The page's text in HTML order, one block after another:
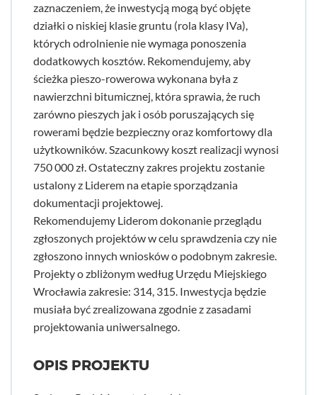
zaznaczeniem, że inwestycją mogą być objęte
działki o niskiej klasie gruntu (rola klasy IVa),
których odrolnienie nie wymaga ponoszenia
dodatkowych kosztów. Rekomendujemy, aby
ścieżka pieszo-rowerowa wykonana była z
nawierzchni bitumicznej, która sprawia, że ruch
zarówno pieszych jak i osób poruszających się
rowerami będzie bezpieczny oraz komfortowy dla
użytkowników. Szacunkowy koszt realizacji wynosi
750 000 zł. Ostateczny zakres projektu zostanie
ustalony z Liderem na etapie sporządzania
dokumentacji projektowej.
Rekomendujemy Liderom dokonanie przeglądu
zgłoszonych projektów w celu sprawdzenia czy nie
zgłoszono innych wniosków o podobnym zakresie.
Projekty o zbliżonym według Urzędu Miejskiego
Wrocławia zakresie: 314, 315. Inwestycja będzie
musiała być zrealizowana zgodnie z zasadami
projektowania uniwersalnego.
OPIS PROJEKTU